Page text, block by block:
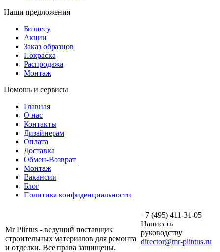
Наши предложения
Бизнесу
Акции
Заказ образцов
Покраска
Распродажа
Монтаж
Помощь и сервисы
Главная
О нас
Контакты
Дизайнерам
Оплата
Доставка
Обмен-Возврат
Монтаж
Вакансии
Блог
Политика конфиденциальности
Mr Plintus - ведущий поставщик
строительных материалов для ремонта
и отделки. Все права защищены.
+7 (495) 411-31-05
Написать
руководству
director@mr-plintus.ru